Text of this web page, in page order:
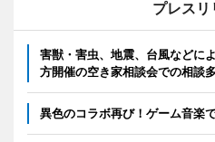
プレスリ
害獣・害虫、地震、台風などに
方開催の空き家相談会での相談
異色のコラボ再び！ゲーム音楽